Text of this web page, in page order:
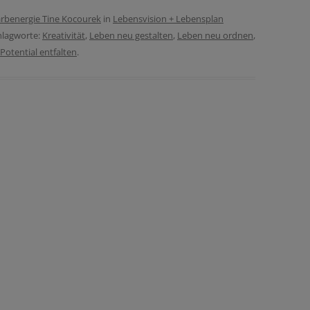
Tine Kocourek in Lebensvision + Lebensplan
Kreativität, Leben neu gestalten, Leben neu ordnen,
Potential entfalten.